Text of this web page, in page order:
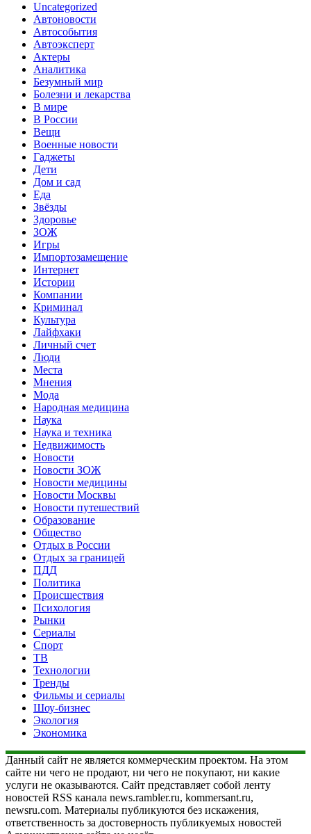
Uncategorized
Автоновости
Автособытия
Автоэксперт
Актеры
Аналитика
Безумный мир
Болезни и лекарства
В мире
В России
Вещи
Военные новости
Гаджеты
Дети
Дом и сад
Еда
Звёзды
Здоровье
ЗОЖ
Игры
Импортозамещение
Интернет
Истории
Компании
Криминал
Культура
Лайфхаки
Личный счет
Люди
Места
Мнения
Мода
Народная медицина
Наука
Наука и техника
Недвижимость
Новости
Новости ЗОЖ
Новости медицины
Новости Москвы
Новости путешествий
Образование
Общество
Отдых в России
Отдых за границей
ПДД
Политика
Происшествия
Психология
Рынки
Сериалы
Спорт
ТВ
Технологии
Тренды
Фильмы и сериалы
Шоу-бизнес
Экология
Экономика
Данный сайт не является коммерческим проектом. На этом
сайте ни чего не продают, ни чего не покупают, ни какие
услуги не оказываются. Сайт представляет собой ленту
новостей RSS канала news.rambler.ru, kommersant.ru,
newsru.com. Материалы публикуются без искажения,
ответственность за достоверность публикуемых новостей